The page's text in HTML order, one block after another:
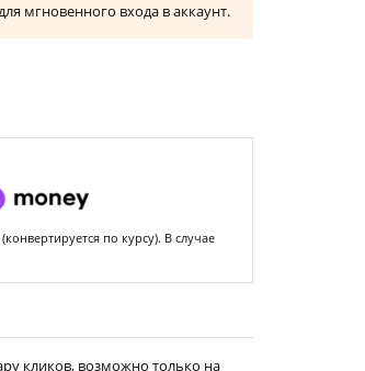
мгновенного входа в аккаунт.
по курсу). В случае
кликов, возможно только на